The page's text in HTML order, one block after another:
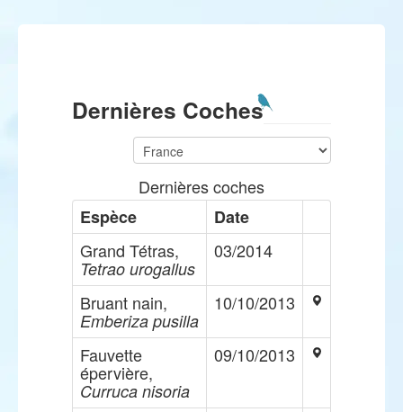
Dernières Coches
Dernières coches
Espèce
Date
Grand Tétras,
Tetrao urogallus
03/2014
Bruant nain,
Emberiza pusilla
10/10/2013
Fauvette
épervière,
Curruca nisoria
09/10/2013